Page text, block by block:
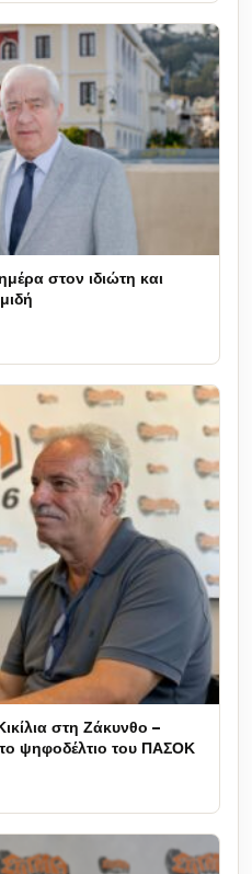
στον ιδιώτη και
στη Ζάκυνθο –
ψηφοδέλτιο του ΠΑΣΟΚ